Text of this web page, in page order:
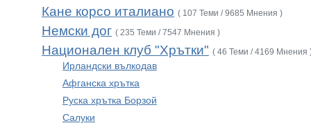
Кане корсо италиано ( 107 Теми / 9685 Мнения )
Немски дог ( 235 Теми / 7547 Мнения )
Национален клуб "Хрътки" ( 46 Теми / 4169 Мнения
Ирландски вълкодав
Афганска хрътка
Руска хрътка Борзой
Салуки